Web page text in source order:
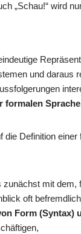
„Schau!“ wird
und daraus
formalen Sprache
die Definition
zunächst mit dem,
oft
Form (Syntax)